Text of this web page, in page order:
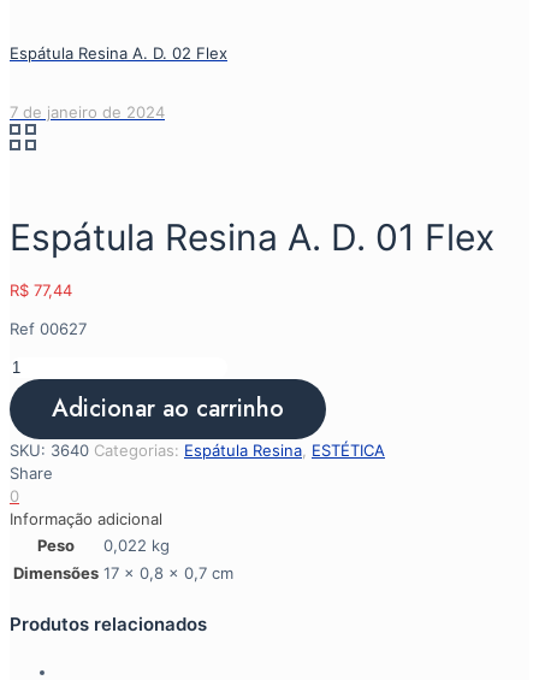
Espátula Resina A. D. 02 Flex
7 de janeiro de 2024
Espátula Resina A. D. 01 Flex
R$ 77,44
Ref 00627
Espátula
Resina
A.
D.
01
Flex
quantidade
Adicionar ao carrinho
SKU: 3640 Categorias: Espátula Resina ESTÉTICA
Share
0
Informação adicional
Peso
0,022 kg
Dimensões 17 × 0,8 × 0,7 cm
Produtos relacionados